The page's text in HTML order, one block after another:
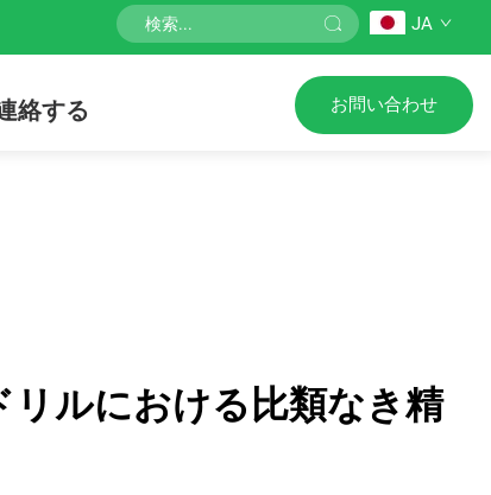
JA
絡する お問い合わせ
リルにおける比類なき精